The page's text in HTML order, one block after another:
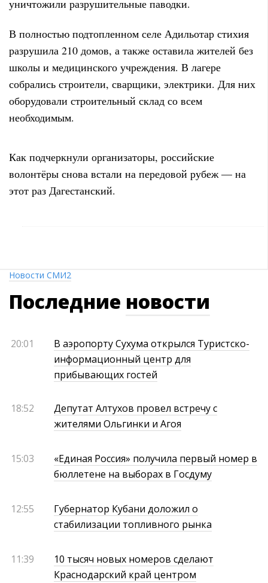
уничтожили разрушительные паводки.
В полностью подтопленном селе Адильотар стихия
разрушила 210 домов, а также оставила жителей без
школы и медицинского учреждения. В лагере
собрались строители, сварщики, электрики. Для них
оборудовали строительный склад со всем
необходимым.
Как подчеркнули организаторы, российские
волонтёры снова встали на передовой рубеж — на
этот раз Дагестанский.
Новости СМИ2
Последние новости
20:01
В аэропорту Сухума открылся Туристско-
информационный центр для
прибывающих гостей
18:52
Депутат Алтухов провел встречу с
жителями Ольгинки и Агоя
15:03
«Единая Россия» получила первый номер в
бюллетене на выборах в Госдуму
12:55
Губернатор Кубани доложил о
стабилизации топливного рынка
11:39
10 тысяч новых номеров сделают
Краснодарский край центром